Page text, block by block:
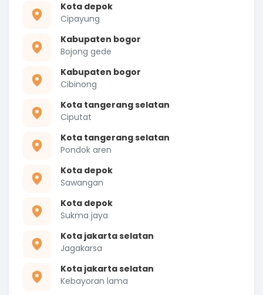
Kota depok
Cipayung
Kabupaten bogor
Bojong gede
Kabupaten bogor
Cibinong
Kota tangerang selatan
Ciputat
Kota tangerang selatan
Pondok aren
Kota depok
Sawangan
Kota depok
Sukma jaya
Kota jakarta selatan
Jagakarsa
Kota jakarta selatan
Kebayoran lama